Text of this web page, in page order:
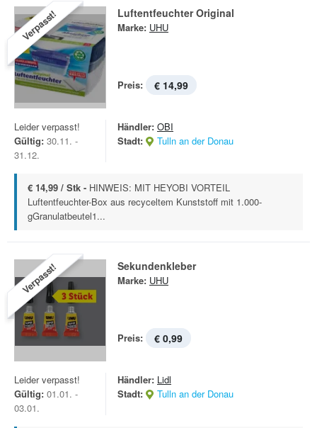
Verpasst! Luftentfeuchter Original
Marke: UHU
Preis: € 14,99
Leider verpasst!
Gültig: 30.11. -
31.12.
Händler: OBI
Stadt:
Tulln an der Donau
€ 14,99 / Stk - HINWEIS: MIT HEYOBI VORTEIL
Luftentfeuchter-Box aus recyceltem Kunststoff mit 1.000-
gGranulatbeutel1...
Verpasst! Sekundenkleber
Marke: UHU
Preis: € 0,99
Leider verpasst!
Gültig: 01.01. -
03.01.
Händler: Lidl
Stadt:
Tulln an der Donau